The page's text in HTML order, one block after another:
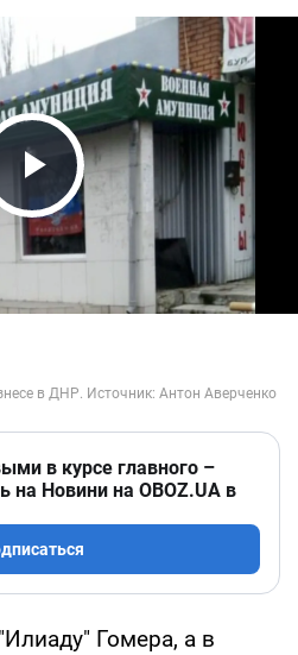
Video
в курсе главного –
на Новини на OBOZ.UA в
Гомера, а в